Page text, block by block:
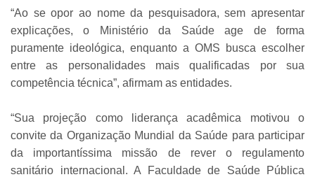
“Ao se opor ao nome da pesquisadora, sem apresentar
explicações, o Ministério da Saúde age de forma
puramente ideológica, enquanto a OMS busca escolher
entre as personalidades mais qualificadas por sua
competência técnica”, afirmam as entidades.
“Sua projeção como liderança acadêmica motivou o
convite da Organização Mundial da Saúde para participar
da importantíssima missão de rever o regulamento
sanitário internacional. A Faculdade de Saúde Pública